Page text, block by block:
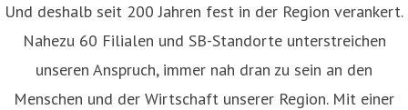
Und deshalb seit 200 Jahren fest in der Region verankert.
Nahezu 60 Filialen und SB-Standorte unterstreichen
unseren Anspruch, immer nah dran zu sein an den
Menschen und der Wirtschaft unserer Region. Mit einer